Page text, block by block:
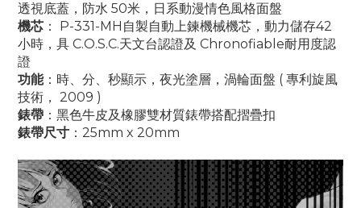
透視底蓋，防水 50米，日系動漫情色風格面盤
機芯 ： P-331-MH自製自動上鍊機械機芯，動力儲存42
小時，具 C.O.S.C.天文台認證及 Chronofiable耐用度認
證
功能：時、分、秒顯示，夜光塗層， 渦輪面盤 ( 專利旋風
技術， 2009 )
錶帶 ：黑色牛皮及橡膠雙材質錶帶搭配摺疊扣
錶帶尺寸 ：25mm x 20mm